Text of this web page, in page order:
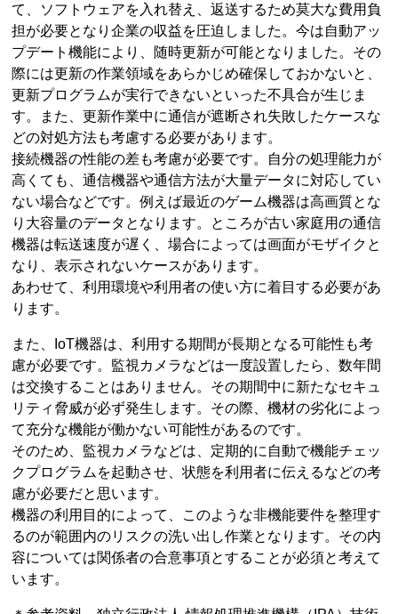
て、ソフトウェアを入れ替え、返送するため莫大な費用負
担が必要となり企業の収益を圧迫しました。今は自動アッ
プデート機能により、随時更新が可能となりました。その
際には更新の作業領域をあらかじめ確保しておかないと、
更新プログラムが実行できないといった不具合が生じま
す。また、更新作業中に通信が遮断され失敗したケースな
どの対処方法も考慮する必要があります。
接続機器の性能の差も考慮が必要です。自分の処理能力が
高くても、通信機器や通信方法が大量データに対応してい
ない場合などです。例えば最近のゲーム機器は高画質とな
り大容量のデータとなります。ところが古い家庭用の通信
機器は転送速度が遅く、場合によっては画面がモザイクと
なり、表示されないケースがあります。
あわせて、利用環境や利用者の使い方に着目する必要があ
ります。
また、IoT機器は、利用する期間が長期となる可能性も考
慮が必要です。監視カメラなどは一度設置したら、数年間
は交換することはありません。その期間中に新たなセキュ
リティ脅威が必ず発生します。その際、機材の劣化によっ
て充分な機能が働かない可能性があるのです。
そのため、監視カメラなどは、定期的に自動で機能チェッ
クプログラムを起動させ、状態を利用者に伝えるなどの考
慮が必要だと思います。
機器の利用目的によって、このような非機能要件を整理す
るのが範囲内のリスクの洗い出し作業となります。その内
容については関係者の合意事項とすることが必須と考えて
います。